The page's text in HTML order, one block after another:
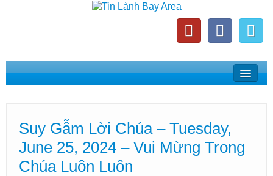
Home
Phát Thanh Tin Lành Bay Area
Các Hội Thánh Bắc California
Suy Gẫm Lời Chúa – Tuesday,
June 25, 2024 – Vui Mừng Trong
Chúa Luôn Luôn